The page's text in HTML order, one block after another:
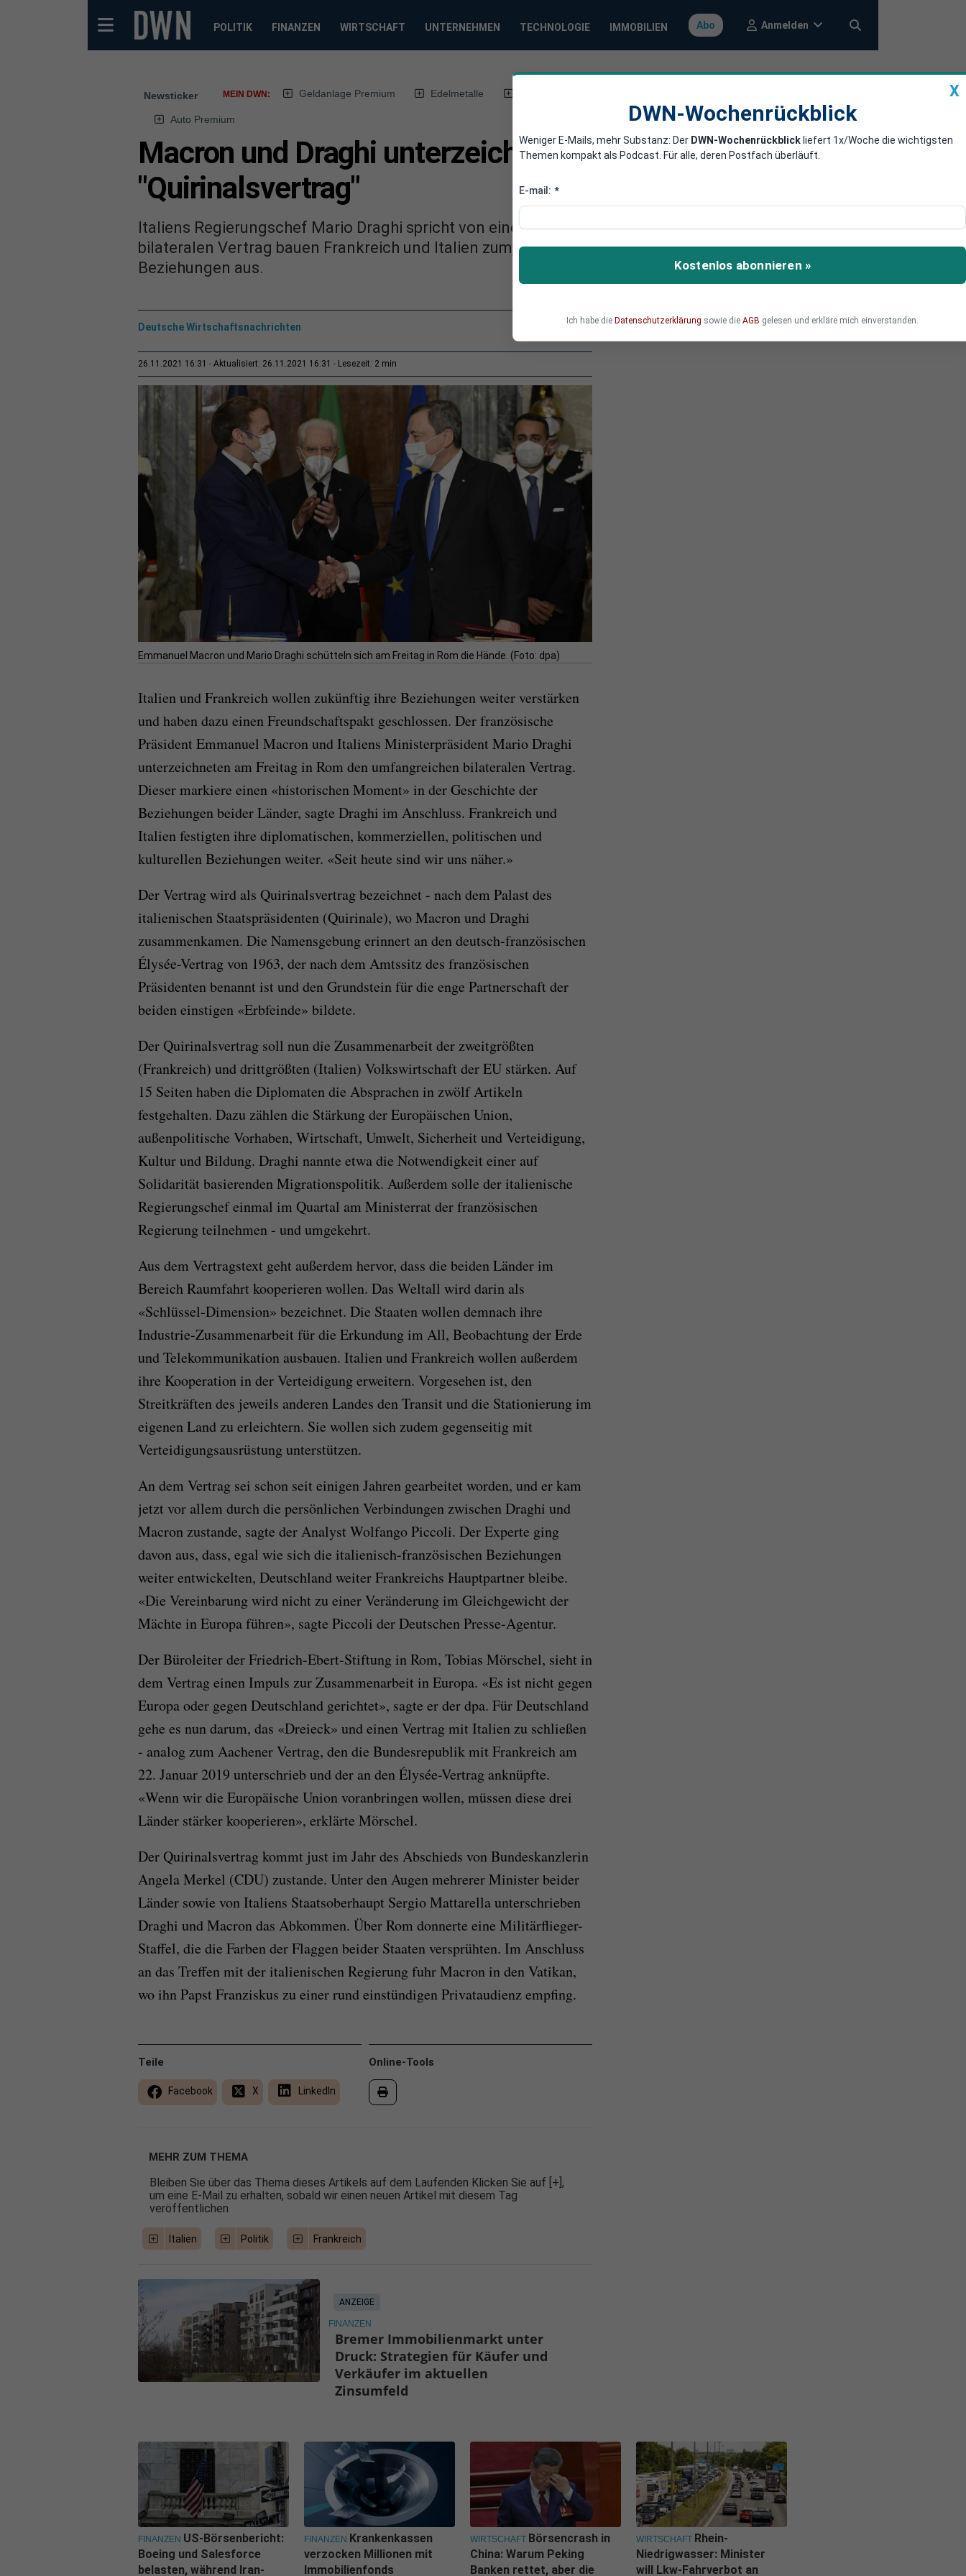
POLITIK FINANZEN WIRTSCHAFT UNTERNEHMEN TECHNOLOGIE IMMOBILIEN Abo Anmelden
Newsticker MEIN DWN: Geldanlage Premium Edelmetalle
Auto Premium
Macron und Draghi unterzeichnen historischen
"Quirinalsvertrag"
Italiens Regierungschef Mario Draghi spricht von einem «historischen Moment». Mit einem
bilateralen Vertrag bauen Frankreich und Italien zum Ende der Ära von Angela Merkel ihre
Beziehungen aus.
Deutsche Wirtschaftsnachrichten
26.11.2021 16:31 Aktualisiert: 26.11.2021 16:31 Lesezeit: 2 min
Emmanuel Macron und Mario Draghi schütteln sich am Freitag in Rom die Hände. (Foto: dpa)
Italien und Frankreich wollen zukünftig ihre Beziehungen weiter verstärken
und haben dazu einen Freundschaftspakt geschlossen. Der französische
Präsident Emmanuel Macron und Italiens Ministerpräsident Mario Draghi
unterzeichneten am Freitag in Rom den umfangreichen bilateralen Vertrag.
Dieser markiere einen «historischen Moment» in der Geschichte der
Beziehungen beider Länder, sagte Draghi im Anschluss. Frankreich und
Italien festigten ihre diplomatischen, kommerziellen, politischen und
kulturellen Beziehungen weiter. «Seit heute sind wir uns näher.»
Der Vertrag wird als Quirinalsvertrag bezeichnet - nach dem Palast des
italienischen Staatspräsidenten (Quirinale), wo Macron und Draghi
zusammenkamen. Die Namensgebung erinnert an den deutsch-französischen
Élysée-Vertrag von 1963, der nach dem Amtssitz des französischen
Präsidenten benannt ist und den Grundstein für die enge Partnerschaft der
beiden einstigen «Erbfeinde» bildete.
Der Quirinalsvertrag soll nun die Zusammenarbeit der zweitgrößten
(Frankreich) und drittgrößten (Italien) Volkswirtschaft der EU stärken. Auf
15 Seiten haben die Diplomaten die Absprachen in zwölf Artikeln
festgehalten. Dazu zählen die Stärkung der Europäischen Union,
außenpolitische Vorhaben, Wirtschaft, Umwelt, Sicherheit und Verteidigung,
Kultur und Bildung. Draghi nannte etwa die Notwendigkeit einer auf
Solidarität basierenden Migrationspolitik. Außerdem solle der italienische
Regierungschef einmal im Quartal am Ministerrat der französischen
Regierung teilnehmen - und umgekehrt.
Aus dem Vertragstext geht außerdem hervor, dass die beiden Länder im
Bereich Raumfahrt kooperieren wollen. Das Weltall wird darin als
«Schlüssel-Dimension» bezeichnet. Die Staaten wollen demnach ihre
Industrie-Zusammenarbeit für die Erkundung im All, Beobachtung der Erde
und Telekommunikation ausbauen. Italien und Frankreich wollen außerdem
ihre Kooperation in der Verteidigung erweitern. Vorgesehen ist, den
Streitkräften des jeweils anderen Landes den Transit und die Stationierung im
eigenen Land zu erleichtern. Sie wollen sich zudem gegenseitig mit
Verteidigungsausrüstung unterstützen.
An dem Vertrag sei schon seit einigen Jahren gearbeitet worden, und er kam
jetzt vor allem durch die persönlichen Verbindungen zwischen Draghi und
Macron zustande, sagte der Analyst Wolfango Piccoli. Der Experte ging
davon aus, dass, egal wie sich die italienisch-französischen Beziehungen
weiter entwickelten, Deutschland weiter Frankreichs Hauptpartner bleibe.
«Die Vereinbarung wird nicht zu einer Veränderung im Gleichgewicht der
Mächte in Europa führen», sagte Piccoli der Deutschen Presse-Agentur.
Der Büroleiter der Friedrich-Ebert-Stiftung in Rom, Tobias Mörschel, sieht in
dem Vertrag einen Impuls zur Zusammenarbeit in Europa. «Es ist nicht gegen
Europa oder gegen Deutschland gerichtet», sagte er der dpa. Für Deutschland
gehe es nun darum, das «Dreieck» und einen Vertrag mit Italien zu schließen
- analog zum Aachener Vertrag, den die Bundesrepublik mit Frankreich am
22. Januar 2019 unterschrieb und der an den Élysée-Vertrag anknüpfte.
«Wenn wir die Europäische Union voranbringen wollen, müssen diese drei
Länder stärker kooperieren», erklärte Mörschel.
Der Quirinalsvertrag kommt just im Jahr des Abschieds von Bundeskanzlerin
Angela Merkel (CDU) zustande. Unter den Augen mehrerer Minister beider
Länder sowie von Italiens Staatsoberhaupt Sergio Mattarella unterschrieben
Draghi und Macron das Abkommen. Über Rom donnerte eine Militärflieger-
Staffel, die die Farben der Flaggen beider Staaten versprühten. Im Anschluss
an das Treffen mit der italienischen Regierung fuhr Macron in den Vatikan,
wo ihn Papst Franziskus zu einer rund einstündigen Privataudienz empfing.
Online-Tools
Teile
Facebook X LinkedIn
MEHR ZUM THEMA
Bleiben Sie über das Thema dieses Artikels auf dem Laufenden Klicken Sie auf [+],
um eine E-Mail zu erhalten, sobald wir einen neuen Artikel mit diesem Tag
veröffentlichen
Italien Politik Frankreich
ANZEIGE
FINANZEN
Bremer Immobilienmarkt unter
Druck: Strategien für Käufer und
Verkäufer im aktuellen
Zinsumfeld
X
DWN-Wochenrückblick
Weniger E-Mails, mehr Substanz: Der DWN-Wochenrückblick liefert 1x/Woche die wichtigsten
Themen kompakt als Podcast. Für alle, deren Postfach überläuft.
E-mail: *
Kostenlos abonnieren »
Ich habe die Datenschutzerklärung sowie die AGB gelesen und erkläre mich einverstanden.
FINANZEN US-Börsenbericht:
Boeing und Salesforce
belasten, während Iran-
FINANZEN Krankenkassen
verzocken Millionen mit
Immobilienfonds
WIRTSCHAFT Börsencrash in
China: Warum Peking
Banken rettet, aber die
WIRTSCHAFT Rhein-
Niedrigwasser: Minister
will Lkw-Fahrverbot an